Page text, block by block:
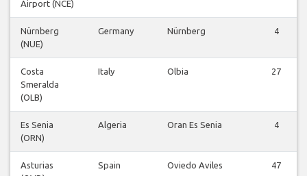
Airport (NCE)
Nürnberg
(NUE)
Germany Nürnberg 4
Costa
Smeralda
(OLB)
Italy Olbia 27
Es Senia
(ORN)
Algeria Oran Es Senia 4
Asturias
Spain Oviedo Aviles 47